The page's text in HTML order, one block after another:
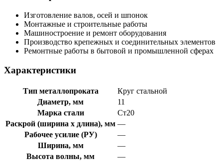
Изготовление валов, осей и шпонок
Монтажные и строительные работы
Машиностроение и ремонт оборудования
Производство крепежных и соединительных элементов
Ремонтные работы в бытовой и промышленной сферах
Характеристики
Тип металлопроката
Круг стальной
Диаметр, мм
11
Марка стали
Ст20
Раскрой (ширина x длина), мм —
Рабочее усилие (РУ)
—
Ширина, мм
—
Высота волны, мм
—